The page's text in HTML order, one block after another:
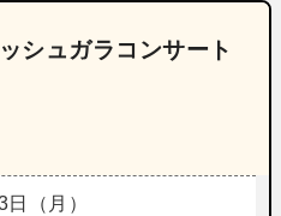
シュガラコンサート
（月）